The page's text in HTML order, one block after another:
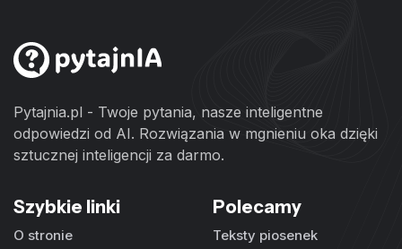
Pytajnia.pl - Twoje pytania, nasze inteligentne
odpowiedzi od AI. Rozwiązania w mgnieniu oka dzięki
sztucznej inteligencji za darmo.
Szybkie linki
O stronie
Polecamy
Teksty piosenek